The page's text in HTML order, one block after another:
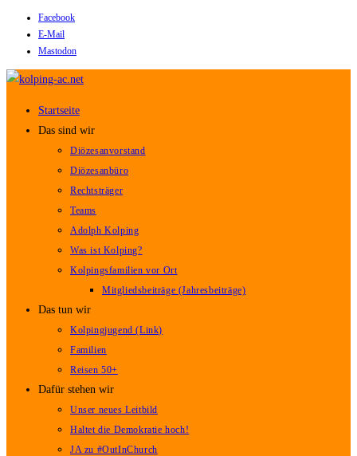
Inhalt
springen
Facebook
E-Mail
Mastodon
Startseite
Das sind wir
Diözesanvorstand
Diözesanbüro
Rechtsträger
Teams
Adolph Kolping
Was ist Kolping?
Kolpingsfamilien vor Ort
Mitgliedsbeiträge (Jahresbeiträge)
Das tun wir
Kolpingjugend (Link)
Familien
Reisen 50+
Dafür stehen wir
Unser neues Leitbild
Haltet die Demokratie hoch!
JA zu #OutInChurch